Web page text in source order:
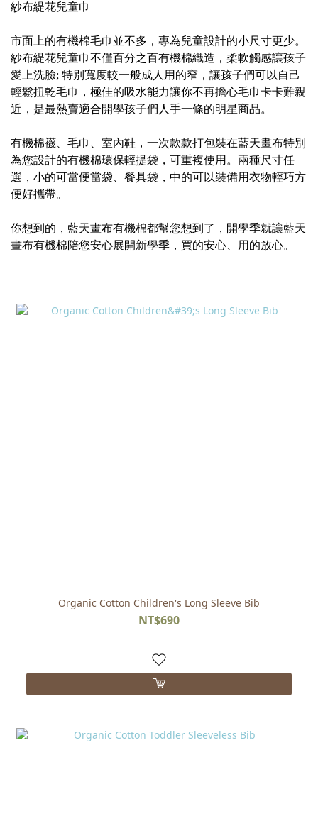
紗布緹花兒童巾
市面上的有機棉毛巾並不多，專為兒童設計的小尺寸更少。
紗布緹花兒童巾不僅百分之百有機棉織造，柔軟觸感讓孩子
愛上洗臉; 特別寬度較一般成人用的窄，讓孩子們可以自己
輕鬆扭乾毛巾，極佳的吸水能力讓你不再擔心毛巾卡卡難親
近，是最熱賣適合開學孩子們人手一條的明星商品。
有機棉襪、毛巾、室內鞋，一次款款打包裝在藍天畫布特別
為您設計的有機棉環保輕提袋，可重複使用。兩種尺寸任
選，小的可當便當袋、餐具袋，中的可以裝備用衣物輕巧方
便好攜帶。
你想到的，藍天畫布有機棉都幫您想到了，開學季就讓藍天
畫布有機棉陪您安心展開新學季，買的安心、用的放心。
Organic Cotton Children's Long Sleeve Bib
NT$690